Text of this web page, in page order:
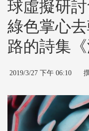
球虛擬研
綠色掌心
路的詩集《
2019/3/27 下午 06:10